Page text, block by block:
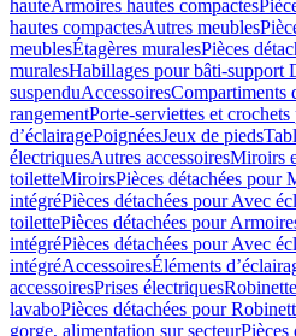
hauteArmoires hautes compactes
hautes compactesAutres meubles
meublesÉtagères muralesPièces
muralesHabillages pour bâti-support
suspenduAccessoiresCompartiments
rangementPorte-serviettes et
d’éclairagePoignéesJeux de pieds
électriquesAutres accessoiresMiroirs
toiletteMiroirsPièces détachées pour
intégréPièces détachées pour Avec
toilettePièces détachées pour
intégréPièces détachées pour Avec
intégréAccessoiresÉléments
accessoiresPrises électriques
lavaboPièces détachées pour
gorge, alimentation sur secteurPièces